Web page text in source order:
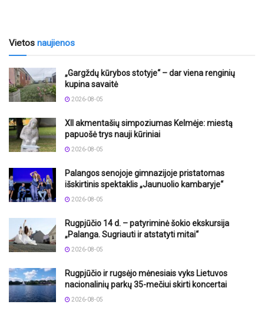
Vietos naujienos
„Gargždų kūrybos stotyje“ – dar viena renginių
kupina savaitė
2026-08-05
XII akmentašių simpoziumas Kelmėje: miestą
papuošė trys nauji kūriniai
2026-08-05
Palangos senojoje gimnazijoje pristatomas
išskirtinis spektaklis „Jaunuolio kambaryje“
2026-08-05
Rugpjūčio 14 d. – patyriminė šokio ekskursija
„Palanga. Sugriauti ir atstatyti mitai“
2026-08-05
Rugpjūčio ir rugsėjo mėnesiais vyks Lietuvos
nacionalinių parkų 35-mečiui skirti koncertai
2026-08-05